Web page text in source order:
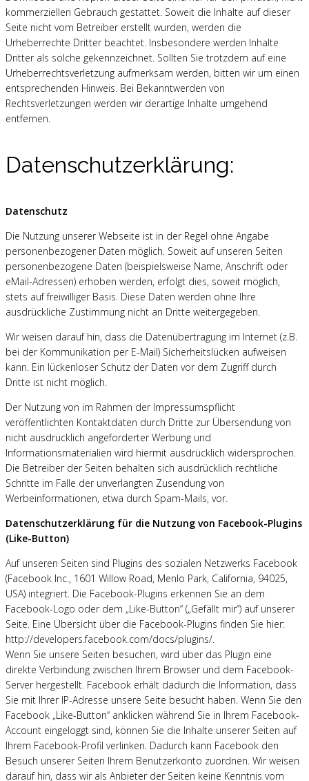
kommerziellen Gebrauch gestattet. Soweit die Inhalte auf dieser
Seite nicht vom Betreiber erstellt wurden, werden die
Urheberrechte Dritter beachtet. Insbesondere werden Inhalte
Dritter als solche gekennzeichnet. Sollten Sie trotzdem auf eine
Urheberrechtsverletzung aufmerksam werden, bitten wir um einen
entsprechenden Hinweis. Bei Bekanntwerden von
Rechtsverletzungen werden wir derartige Inhalte umgehend
entfernen.
Datenschutzerklärung:
Datenschutz
Die Nutzung unserer Webseite ist in der Regel ohne Angabe
personenbezogener Daten möglich. Soweit auf unseren Seiten
personenbezogene Daten (beispielsweise Name, Anschrift oder
eMail-Adressen) erhoben werden, erfolgt dies, soweit möglich,
stets auf freiwilliger Basis. Diese Daten werden ohne Ihre
ausdrückliche Zustimmung nicht an Dritte weitergegeben.
Wir weisen darauf hin, dass die Datenübertragung im Internet (z.B.
bei der Kommunikation per E-Mail) Sicherheitslücken aufweisen
kann. Ein lückenloser Schutz der Daten vor dem Zugriff durch
Dritte ist nicht möglich.
Der Nutzung von im Rahmen der Impressumspflicht
veröffentlichten Kontaktdaten durch Dritte zur Übersendung von
nicht ausdrücklich angeforderter Werbung und
Informationsmaterialien wird hiermit ausdrücklich widersprochen.
Die Betreiber der Seiten behalten sich ausdrücklich rechtliche
Schritte im Falle der unverlangten Zusendung von
Werbeinformationen, etwa durch Spam-Mails, vor.
Datenschutzerklärung für die Nutzung von Facebook-Plugins
(Like-Button)
Auf unseren Seiten sind Plugins des sozialen Netzwerks Facebook
(Facebook Inc., 1601 Willow Road, Menlo Park, California, 94025,
USA) integriert. Die Facebook-Plugins erkennen Sie an dem
Facebook-Logo oder dem „Like-Button“ („Gefällt mir“) auf unserer
Seite. Eine Übersicht über die Facebook-Plugins finden Sie hier:
http://developers.facebook.com/docs/plugins/.
Wenn Sie unsere Seiten besuchen, wird über das Plugin eine
direkte Verbindung zwischen Ihrem Browser und dem Facebook-
Server hergestellt. Facebook erhält dadurch die Information, dass
Sie mit Ihrer IP-Adresse unsere Seite besucht haben. Wenn Sie den
Facebook „Like-Button“ anklicken während Sie in Ihrem Facebook-
Account eingeloggt sind, können Sie die Inhalte unserer Seiten auf
Ihrem Facebook-Profil verlinken. Dadurch kann Facebook den
Besuch unserer Seiten Ihrem Benutzerkonto zuordnen. Wir weisen
darauf hin, dass wir als Anbieter der Seiten keine Kenntnis vom